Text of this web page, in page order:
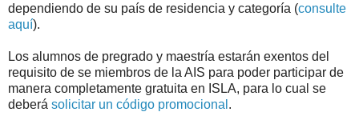
dependiendo de su país de residencia y categoría (consulte
aquí).
Los alumnos de pregrado y maestría estarán exentos del
requisito de se miembros de la AIS para poder participar de
manera completamente gratuita en ISLA, para lo cual se
deberá solicitar un código promocional .